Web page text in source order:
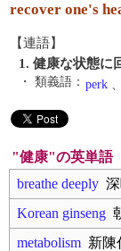
recover one's
【連語】
1. 健康な状態に
・ 類義語： perk 、
"健康"の英単語
breathe deeply
Korean ginseng
metabolism 新陳